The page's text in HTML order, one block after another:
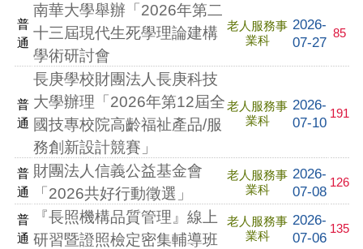
普
通
南華大學舉辦「2026年第二
十三屆現代生死學理論建構
學術研討會
老人服務事
業科
2026-
07-27
85
普
通
長庚學校財團法人長庚科技
大學辦理「2026年第12屆全
國技專校院高齡福祉產品/服
務創新設計競賽」
老人服務事
業科
2026-
07-10
191
普
通
財團法人信義公益基金會
「2026共好行動徵選」
老人服務事
業科
2026-
07-08
126
普
通
『長照機構品質管理』線上
研習暨證照檢定密集輔導班
老人服務事
業科
2026-
07-06
135